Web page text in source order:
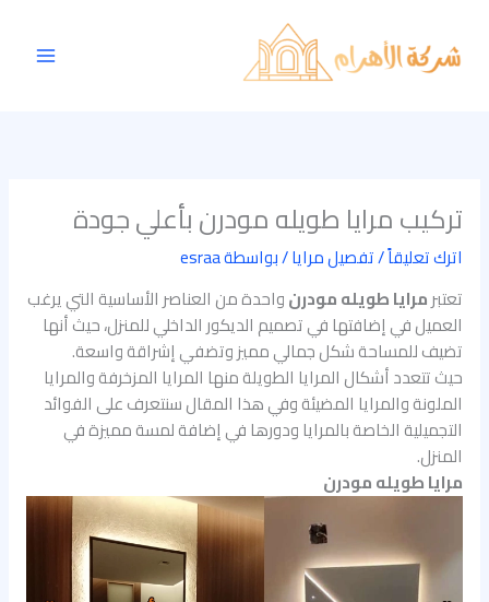
المحتوى
تركيب مرايا طويله مودرن بأعلي جودة
اترك تعليقاً/تفصيل مرايا/ بواسطةesraa
تعتبرمرايا طويله مودرنواحدة من العناصر الأساسية التي يرغب
العميل في إضافتها في تصميم الديكور الداخلي للمنزل، حيث أنها
تضيف للمساحة شكل جمالي مميز وتضفي إشراقة واسعة.
حيث تتعدد أشكال المرايا الطويلة منها المرايا المزخرفة والمرايا
الملونة والمرايا المضيئة وفي هذا المقال سنتعرف على الفوائد
التجميلية الخاصة بالمرايا ودورها في إضافة لمسة مميزة في
المنزل.
مرايا طويله مودرن